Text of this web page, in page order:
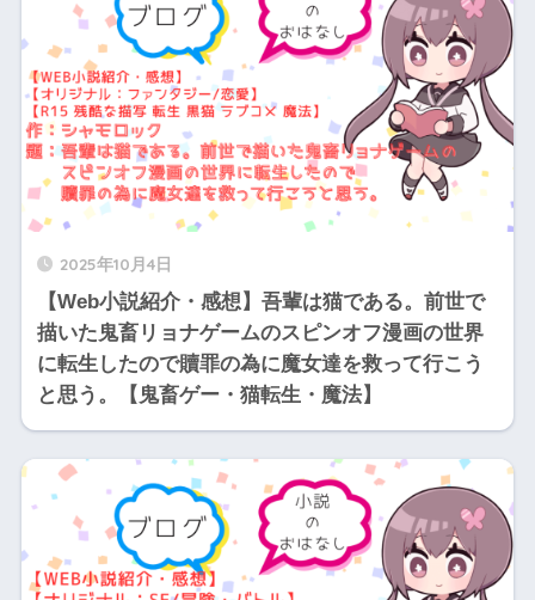
2025年10月4日
【Web小説紹介・感想】吾輩は猫である。前世で
描いた鬼畜リョナゲームのスピンオフ漫画の世界
に転生したので贖罪の為に魔女達を救って行こう
と思う。【鬼畜ゲー・猫転生・魔法】